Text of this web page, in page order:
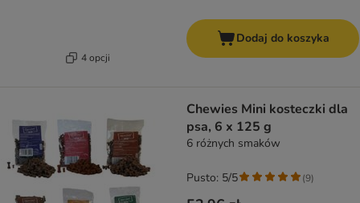
4 opcji
Dodaj do koszyka
Chewies Mini kosteczki dla
psa, 6 x 125 g
6 różnych smaków
Pusto: 5/5 (9)